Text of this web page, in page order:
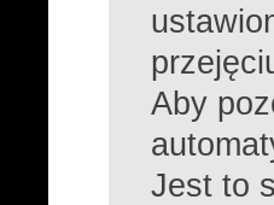
Aby
Jest to